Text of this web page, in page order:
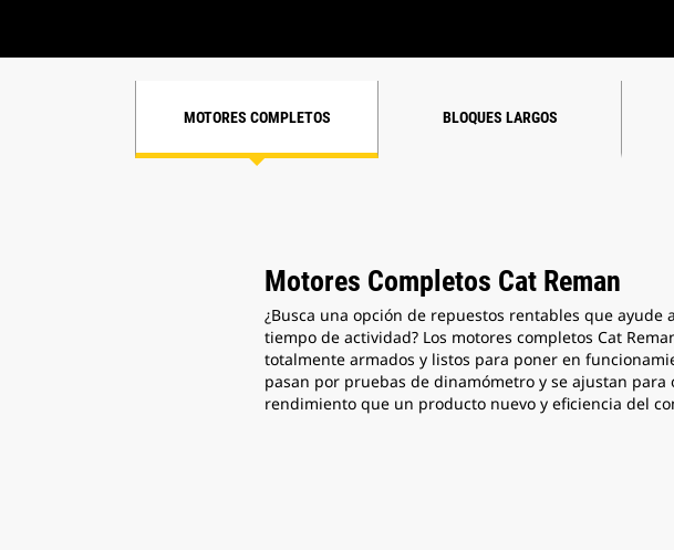
MOTORES COMPLETOS BLOQUES LARGOS
Motores Completos Cat Reman
¿Busca una opción de repuestos rentables que ayude
tiempo de actividad? Los motores completos Cat
totalmente armados y listos para poner en
pasan por pruebas de dinamómetro y se ajustan para
rendimiento que un producto nuevo y eficiencia del